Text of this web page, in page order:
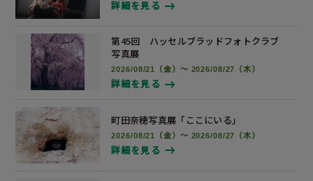
詳細を見る
第45回 ハッセルブラッドフォトクラブ
写真展
2026/08/21（金）～ 2026/08/27（木）
詳細を見る
町田奈穂写真展 「ここにいる」
2026/08/21（金）～ 2026/08/27（木）
詳細を見る